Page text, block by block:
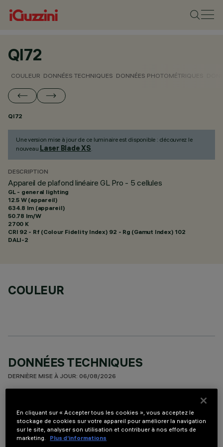
QI72
COULEUR DONNÉES TECHNIQUES DONNÉES PHOTOMÉTRIQUES
QI72
Une version mise à jour de ce luminaire est disponible : découvrez le
nouveau Laser Blade XS.
DESCRIPTION
Appareil de plafond linéaire GL Pro - 5 cellules
GL - general lighting
12.5 W (appareil)
634.8 lm (appareil)
50.78 lm/W
2700 K
CRI 92 - Rf (Colour Fidelity Index) 92 - Rg (Gamut Index) 102
DALI-2
COULEUR
DONNÉES TECHNIQUES
DERNIÈRE MISE À JOUR: 06/08/2026
Appareil à installer sur plafond à 5 éléments optiques pour
sources LED - optiques fixes avec réflecteurs Opti-Beam à
haute définition en matière thermoplastique métallisée.
En cliquant sur « Accepter tous les cookies », vous acceptez le
stockage de cookies sur votre appareil pour améliorer la navigation
sur le site, analyser son utilisation et contribuer à nos efforts de
marketing.
Plus d’informations